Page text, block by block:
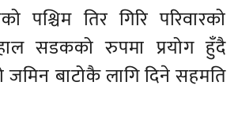
पश्चिम तिर गिरि परिवारको
सडकको रुपमा प्रयोग हुँदै
बाटोकै लागि दिने सहमति